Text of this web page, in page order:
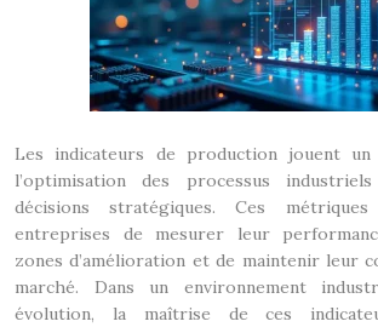
Les indicateurs de production jouent
l’optimisation des processus
décisions stratégiques. Ces
entreprises de mesurer leur
zones d’amélioration et de maintenir leur
marché. Dans un environnement
évolution, la maîtrise de ces